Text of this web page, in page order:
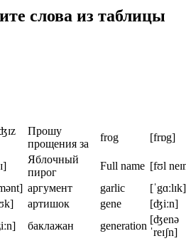
слова из таблицы
Прошу
прощения за
frog [frɒg]
Яблочный
пирог
Full name [fʊl
аргумент garlic
[ˈgɑːlɪk]
артишок gene
[ʤiːn]
баклажан generation
[ʤenə
ˈreɪʃn]